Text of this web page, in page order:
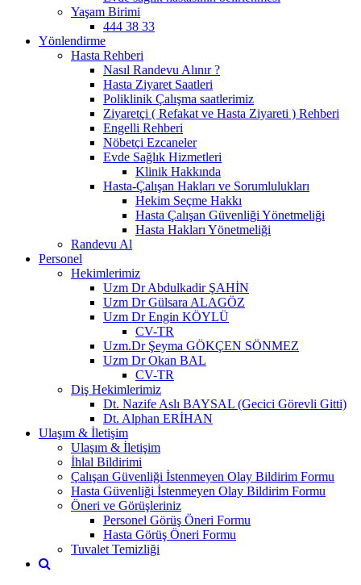
Yaşam Birimi
444 38 33
Yönlendirme
Hasta Rehberi
Nasıl Randevu Alınır ?
Hasta Ziyaret Saatleri
Poliklinik Çalışma saatlerimiz
Ziyaretçi ( Refakat ve Hasta Ziyareti ) Rehberi
Engelli Rehberi
Nöbetçi Ezcaneler
Evde Sağlık Hizmetleri
Klinik Hakkında
Hasta-Çalışan Hakları ve Sorumlulukları
Hekim Seçme Hakkı
Hasta Çalışan Güvenliği Yönetmeliği
Hasta Hakları Yönetmeliği
Randevu Al
Personel
Hekimlerimiz
Uzm Dr Abdulkadir ŞAHİN
Uzm Dr Gülsara ALAGÖZ
Uzm Dr Engin KÖYLÜ
CV-TR
Uzm.Dr Şeyma GÖKÇEN SÖNMEZ
Uzm Dr Okan BAL
CV-TR
Diş Hekimlerimiz
Dt. Nazife Aslı BAYSAL (Gecici Görevli Gitti)
Dt. Alphan ERİHAN
Ulaşım & İletişim
Ulaşım & İletişim
İhlal Bildirimi
Çalışan Güvenliği İstenmeyen Olay Bildirim Formu
Hasta Güvenliği İstenmeyen Olay Bildirim Formu
Öneri ve Görüşleriniz
Personel Görüş Öneri Formu
Hasta Görüş Öneri Formu
Tuvalet Temizliği